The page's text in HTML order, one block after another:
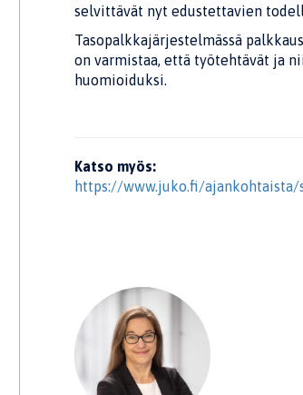
selvittävät nyt edustettavien
Tasopalkkajärjestelmässä
on varmistaa, että työtehtävät ja
huomioiduksi.
Katso myös:
https://www.juko.fi/